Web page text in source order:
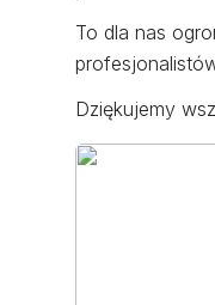
To dla nas
Dziękujemy